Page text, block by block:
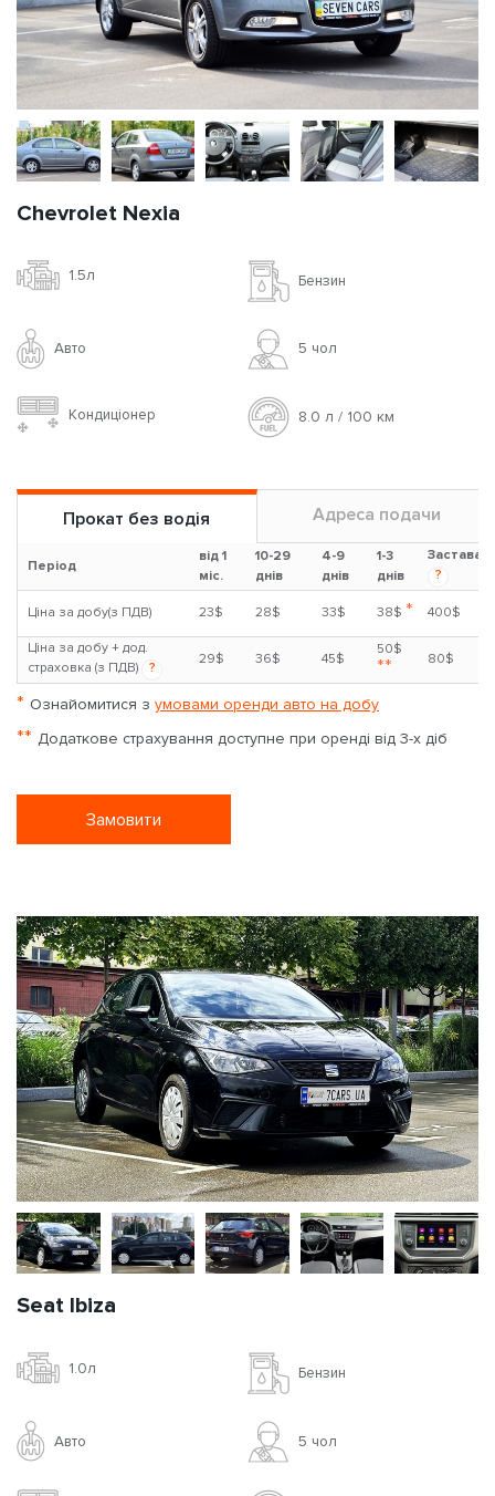
Chevrolet Nexia
1.5л Бензин
Авто 5 чoл
Кондиціонер 8.0 л / 100 км
Прокат без водія Адреса подачи
Період
від 1
міс.
10-29
днів
4-9
днів
1-3
днів
Застава
?
Ціна за добу(з ПДВ) 23$ 28$ 33$ 38$ * 400$
Ціна за добу + дод.
страховка (з ПДВ)
?
29$ 36$ 45$
50$
** 80$
* Ознайомитися з умовами оренди авто на добу
** Додаткове страхування доступне при оренді від 3-х діб
Замовити
Seat Ibiza
1.0л Бензин
Авто 5 чoл